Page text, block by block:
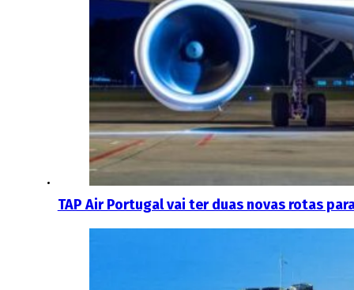
TAP Air Portugal vai ter duas novas rotas